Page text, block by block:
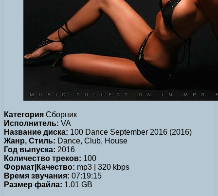
Категория Сборник
Исполнитель: VA
Название диска: 100 Dance September 2016 (2016)
Жанр, Стиль: Dance, Club, House
Год выпуска: 2016
Количество треков: 100
Формат|Качество: mp3 | 320 kbps
Время звучания: 07:19:15
Размер файла: 1.01 GB